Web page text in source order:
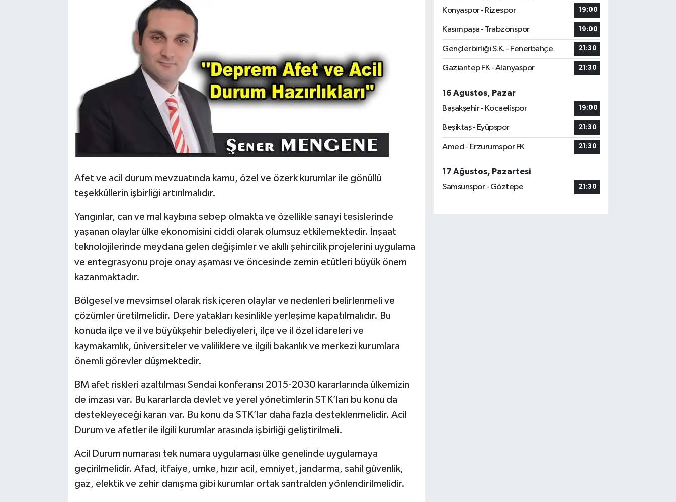
Afet ve acil durum mevzuatında kamu, özel ve özerk kurumlar ile gönüllü
teşekküllerin işbirliği artırılmalıdır.
Yangınlar, can ve mal kaybına sebep olmakta ve özellikle sanayi tesislerinde
yaşanan olaylar ülke ekonomisini ciddi olarak olumsuz etkilemektedir. İnşaat
teknolojilerinde meydana gelen değişimler ve akıllı şehircilik projelerini uygulama
ve entegrasyonu proje onay aşaması ve öncesinde zemin etütleri büyük önem
kazanmaktadır.
Bölgesel ve mevsimsel olarak risk içeren olaylar ve nedenleri belirlenmeli ve
çözümler üretilmelidir. Dere yatakları kesinlikle yerleşime kapatılmalıdır. Bu
konuda ilçe ve il ve büyükşehir belediyeleri, ilçe ve il özel idareleri ve
kaymakamlık, üniversiteler ve valiliklere ve ilgili bakanlık ve merkezi kurumlara
önemli görevler düşmektedir.
BM afet riskleri azaltılması Sendai konferansı 2015-2030 kararlarında ülkemizin
de imzası var. Bu kararlarda devlet ve yerel yönetimlerin STK’ları bu konu da
destekleyeceği kararı var. Bu konu da STK’lar daha fazla desteklenmelidir. Acil
Durum ve afetler ile ilgili kurumlar arasında işbirliği geliştirilmeli.
Acil Durum numarası tek numara uygulaması ülke genelinde uygulamaya
geçirilmelidir. Afad, itfaiye, umke, hızır acil, emniyet, jandarma, sahil güvenlik,
gaz, elektik ve zehir danışma gibi kurumlar ortak santralden yönlendirilmelidir.
Konyaspor - Rizespor
19:00
Kasımpaşa - Trabzonspor 19:00
Gençlerbirliği S.K. - Fenerbahçe 21:30
Gaziantep FK - Alanyaspor 21:30
16 Ağustos, Pazar
Başakşehir - Kocaelispor
19:00
Beşiktaş - Eyüpspor 21:30
Amed - Erzurumspor FK 21:30
17 Ağustos, Pazartesi
Samsunspor - Göztepe
21:30